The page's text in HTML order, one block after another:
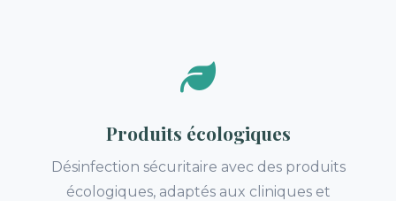
Produits écologiques
Désinfection sécuritaire avec des produits
écologiques, adaptés aux cliniques et